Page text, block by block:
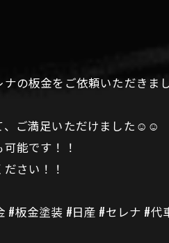
の板金をご依頼いただきま
、ご満足いただけました☺️☺️
能です！！
さい！！
#板金塗装 #日産 #セレナ #代